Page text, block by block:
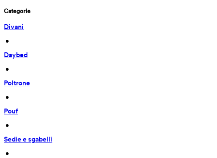
Categorie
Divani
•
Daybed
•
Poltrone
•
Pouf
•
Sedie e sgabelli
•